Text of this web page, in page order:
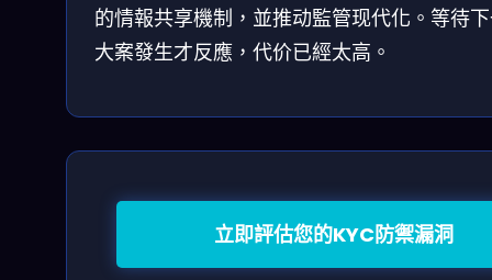
的情報共享機制，並推动監管现代化。等待
大案發生才反應，代价已經太高。
立即評估您的KYC防禦漏洞